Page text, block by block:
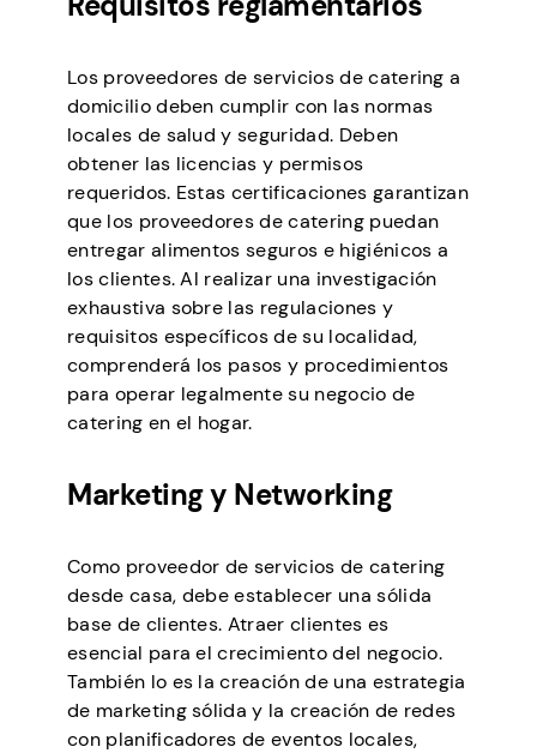
Los proveedores de servicios de catering a
domicilio deben cumplir con las normas
locales de salud y seguridad. Deben
obtener las licencias y permisos
requeridos. Estas certificaciones garantizan
que los proveedores de catering puedan
entregar alimentos seguros e higiénicos a
los clientes. Al realizar una investigación
exhaustiva sobre las regulaciones y
requisitos específicos de su localidad,
comprenderá los pasos y procedimientos
para operar legalmente su negocio de
catering en el hogar.
Marketing y Networking
Como proveedor de servicios de catering
desde casa, debe establecer una sólida
base de clientes. Atraer clientes es
esencial para el crecimiento del negocio.
También lo es la creación de una estrategia
de marketing sólida y la creación de redes
con planificadores de eventos locales,